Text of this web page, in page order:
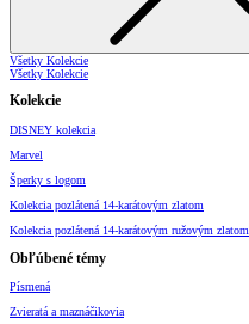
Všetky Kolekcie
Všetky Kolekcie
Kolekcie
DISNEY kolekcia
Marvel
Šperky s logom
Kolekcia pozlátená 14-karátovým zlatom
Kolekcia pozlátená 14-karátovým ružovým zlatom
Obľúbené témy
Písmená
Zvieratá a maznáčikovia